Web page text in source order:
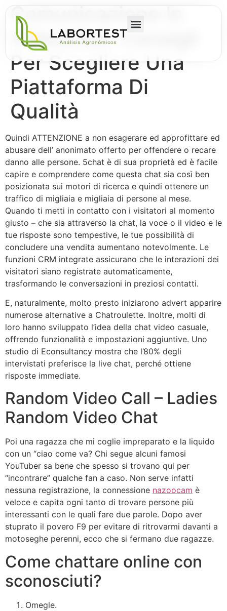
Comunicazione In
Videochat: Consigli
Per Scegliere Una
Piattaforma Di
Qualità
Quindi ATTENZIONE a non esagerare ed approfittare ed
abusare dell’ anonimato offerto per offendere o recare
danno alle persone. 5chat è di sua proprietà ed è facile
capire e comprendere come questa chat sia così ben
posizionata sui motori di ricerca e quindi ottenere un
traffico di migliaia e migliaia di persone al mese.
Quando ti metti in contatto con i visitatori al momento
giusto – che sia attraverso la chat, la voce o il video e le
tue risposte sono tempestive, le tue possibilità di
concludere una vendita aumentano notevolmente. Le
funzioni CRM integrate assicurano che le interazioni dei
visitatori siano registrate automaticamente,
trasformando le conversazioni in preziosi contatti.
E, naturalmente, molto presto iniziarono advert apparire
numerose alternative a Chatroulette. Inoltre, molti di
loro hanno sviluppato l’idea della chat video casuale,
offrendo funzionalità e impostazioni aggiuntive. Uno
studio di Econsultancy mostra che l’80% degli
intervistati preferisce la live chat, perché ottiene
risposte immediate.
Random Video Call – Ladies
Random Video Chat
Poi una ragazza che mi coglie impreparato e la liquido
con un “ciao come va? Chi segue alcuni famosi
YouTuber sa bene che spesso si trovano qui per
“incontrare” qualche fan a caso. Non serve infatti
nessuna registrazione, la connessione nazoocam è
veloce e capita ogni tanto di trovare persone più
interessanti con le quali fare due parole. Dopo aver
stuprato il povero F9 per evitare di ritrovarmi davanti a
motoseghe perenni, ecco che si fermano due ragazze.
Come chattare online con
sconosciuti?
Omegle.